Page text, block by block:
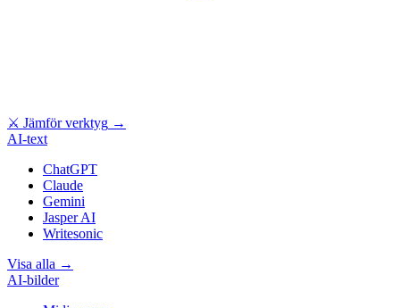
⚔ Jämför verktyg →
AI-text
ChatGPT
Claude
Gemini
Jasper AI
Writesonic
Visa alla →
AI-bilder